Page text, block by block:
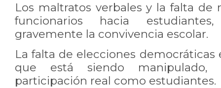
Los maltratos verbales y la falta de
funcionarios hacia
gravemente la convivencia escolar.
La falta de elecciones democráticas
que está siendo manipulado,
participación real como estudiantes.